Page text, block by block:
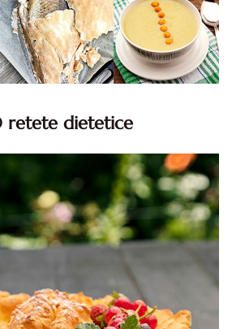
retete dietetice
dietetice. 100 Retete mancare
pentru dieta.